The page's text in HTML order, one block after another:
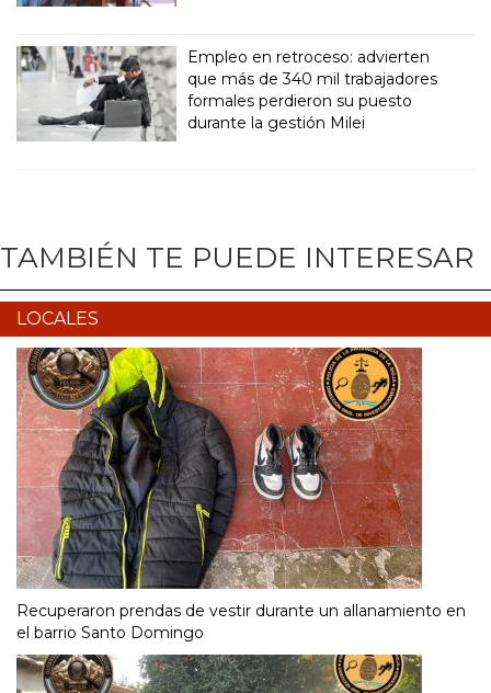
Empleo en retroceso: advierten
que más de 340 mil trabajadores
formales perdieron su puesto
durante la gestión Milei
TAMBIÉN TE PUEDE INTERESAR
LOCALES
Recuperaron prendas de vestir durante un allanamiento en
el barrio Santo Domingo